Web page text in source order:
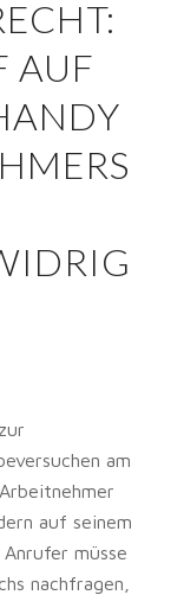
AUF
am
auf seinem
müsse
nachfragen,